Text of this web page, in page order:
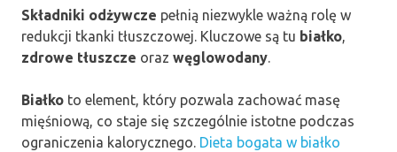
Składniki odżywcze pełnią niezwykle ważną rolę w
redukcji tkanki tłuszczowej. Kluczowe są tu białko,
zdrowe tłuszcze oraz węglowodany.
Białko to element, który pozwala zachować masę
mięśniową, co staje się szczególnie istotne podczas
ograniczenia kalorycznego. Dieta bogata w białko